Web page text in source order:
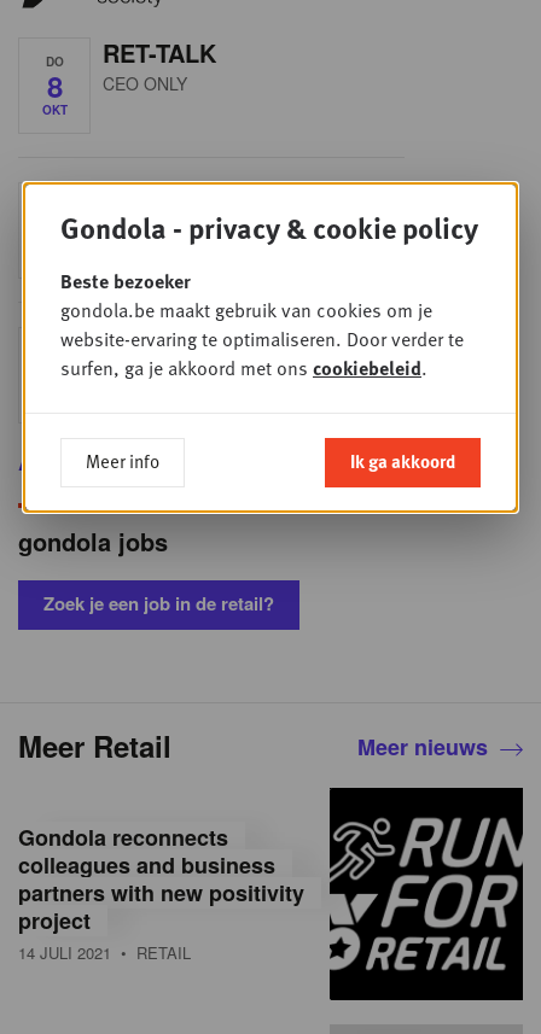
DO
8
OKT
RET-TALK
CEO ONLY
29 Plenary Session 2026
DO
26
GALA NIGHT 2026
GALA NIGHT 2026
Alle sessies
gondola jobs
Zoek je een job in de retail?
Meer Retail Meer nieuws
Gondola reconnects
colleagues and business
partners with new positivity
project
14 JULI 2021 • RETAIL
Gondola - privacy & cookie policy
Beste bezoeker
gondola.be maakt gebruik van cookies om je
website-ervaring te optimaliseren. Door verder te
surfen, ga je akkoord met ons cookiebeleid.
Meer info Ik ga akkoord